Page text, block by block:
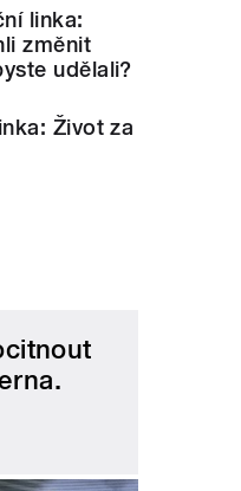
linka:
změnit
udělali?
Život za